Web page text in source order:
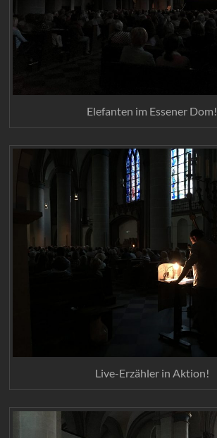
Elefanten im Essener Dom!
Live-Erzähler in Aktion!